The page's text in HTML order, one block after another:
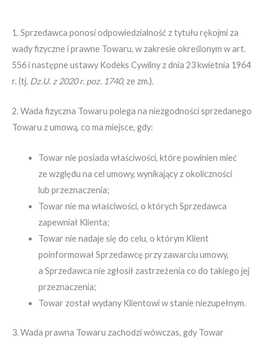
1. Sprzedawca ponosi odpowiedzialność z tytułu rękojmi za
wady fizyczne i prawne Towaru, w zakresie określonym w art.
556 i następne ustawy Kodeks Cywilny z dnia 23 kwietnia 1964
r. (tj. Dz.U. z 2020 r. poz. 1740, ze zm.).
2. Wada fizyczna Towaru polega na niezgodności sprzedanego
Towaru z umową, co ma miejsce, gdy:
Towar nie posiada właściwości, które powinien mieć
ze względu na cel umowy, wynikający z okoliczności
lub przeznaczenia;
Towar nie ma właściwości, o których Sprzedawca
zapewniał Klienta;
Towar nie nadaje się do celu, o którym Klient
poinformował Sprzedawcę przy zawarciu umowy,
a Sprzedawca nie zgłosił zastrzeżenia co do takiego jej
przeznaczenia;
Towar został wydany Klientowi w stanie niezupełnym.
3. Wada prawna Towaru zachodzi wówczas, gdy Towar